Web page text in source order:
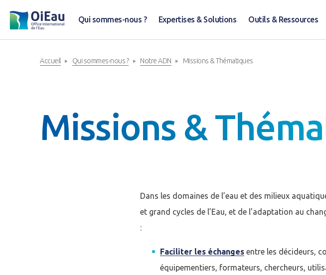
Qui sommes-nous ? Expertises & Solutions Outils & Ressources
Accueil Qui sommes-nous ? Notre ADN Missions & Thématiques
Missions &
Dans les domaines de l’eau et des milieux
et grand cycles de l’Eau, et de l’adaptation au
:
Faciliter les échanges entre les décideurs,
équipementiers, formateurs, chercheurs,